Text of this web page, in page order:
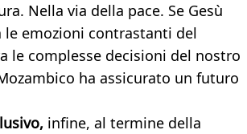
Nella via della pace. Se Gesù
le emozioni contrastanti del
le complesse decisioni del nostro
ha assicurato un futuro
infine, al termine della